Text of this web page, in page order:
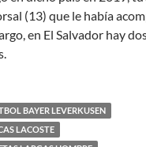
(13) que le había
en El Salvador hay
BAYER LEVERKUSEN
LACOSTE